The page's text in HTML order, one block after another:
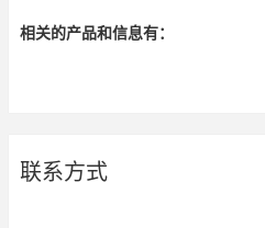
相关的产品和信息有：
联系方式